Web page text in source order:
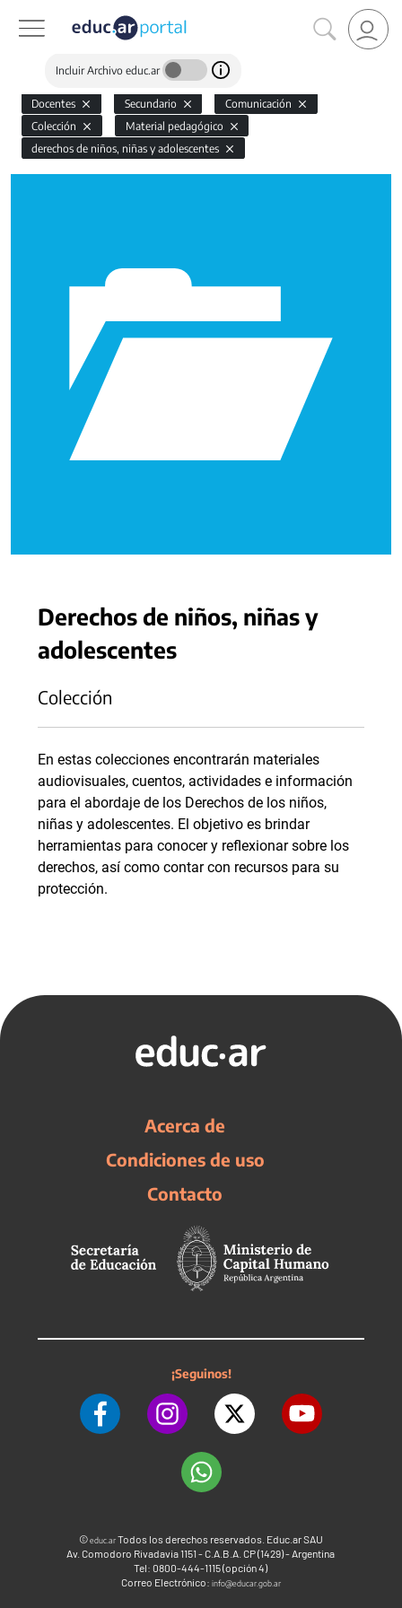
Incluir Archivo educ.ar
Docentes Secundario
Comunicación
Colección
Material pedagógico
derechos de niños, niñas y adolescentes
Derechos de niños, niñas y
adolescentes
Colección
En estas colecciones encontrarán materiales
audiovisuales, cuentos, actividades e información
para el abordaje de los Derechos de los niños,
niñas y adolescentes. El objetivo es brindar
herramientas para conocer y reflexionar sobre los
derechos, así como contar con recursos para su
protección.
Acerca de
Condiciones de uso
Contacto
¡Seguinos!
©educ.arTodos los derechos reservados. Educ.ar SAU
Av. Comodoro Rivadavia 1151 - C.A.B.A. CP (1429) - Argentina
Tel: 0800-444-1115 (opción 4)
Correo Electrónico: info@educar.gob.ar